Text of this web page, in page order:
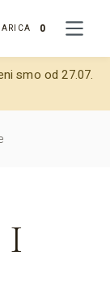
0
smo od 27.07.
I